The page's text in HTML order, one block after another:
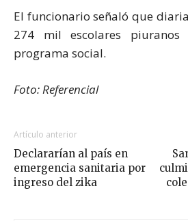
El funcionario señaló que
274 mil escolares
programa social.
Foto: Referencial
Artículo anterior
Declararían al país en
emergencia sanitaria por
ingreso del zika